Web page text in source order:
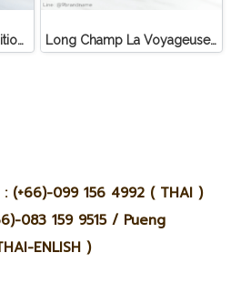
Louis Vuitton Limited Edition Monogram Canvas Sofia Coppola SC Bag Long Champ La Voyageuse Bag Leather
(+66)-099 156 4992 ( THAI )
083 159 9515 / Pueng
ENLISH )